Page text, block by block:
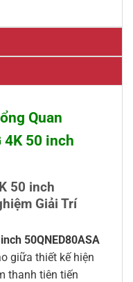
Quan
4K 50 inch
50 inch
Giải Trí
50QNED80ASA
giữa thiết kế hiện
thanh tiên tiến